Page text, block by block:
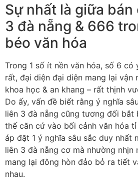
Sự nhất là giữa bán
3 đà nẵng & 666
béo văn hóa
Trong 1 số ít nền văn hóa, số 6 có
rất, đại diện đại diện mang lại vận
khoa học & an khang – rất thịnh
Do ấy, vấn đề biết rằng ý nghĩa
liên 3 đà nẵng cũng tương đối bắt
thế căn cứ vào bối cảnh văn hóa
áp đặt 1 ý nghĩa sâu sắc duy nhất
liên 3 đà nẵng cơ mà nhường
mang lại đông hòn đảo bỏ ra tiết
nhau.